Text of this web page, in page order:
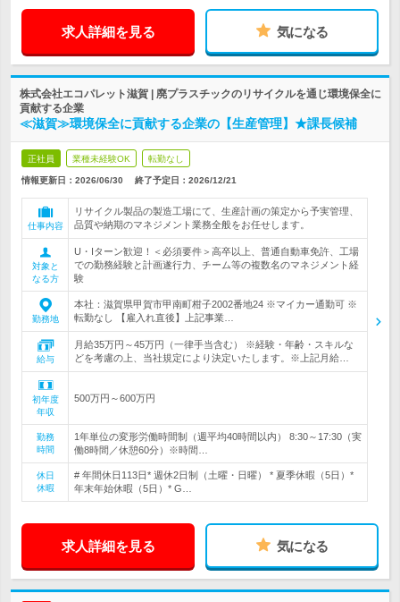
求人詳細を見る 気になる
株式会社エコパレット滋賀 | 廃プラスチックのリサイクルを通じ環境保全に
貢献する企業
≪滋賀≫環境保全に貢献する企業の【生産管理】★課長候補
正社員 業種未経験OK 転勤なし
情報更新日：2026/06/30 終了予定日： 2026/12/21
仕事内容
リサイクル製品の製造工場にて、生産計画の策定から予実管理、
品質や納期のマネジメント業務全般をお任せします。
対象と
なる方
U・Iターン歓迎！＜必須要件＞高卒以上、普通自動車免許、工場
での勤務経験と計画遂行力、チーム等の複数名のマネジメント経
験
勤務地
本社：滋賀県甲賀市甲南町柑子2002番地24 ※マイカー通勤可 ※
転勤なし 【雇入れ直後】上記事業…
給与
月給35万円～45万円（一律手当含む） ※経験・年齢・スキルな
どを考慮の上、当社規定により決定いたします。※上記月給…
初年度
年収
500万円～600万円
勤務
時間
1年単位の変形労働時間制（週平均40時間以内） 8:30～17:30（実
働8時間／休憩60分）※時間…
休日
休暇
# 年間休日113日* 週休2日制（土曜・日曜） * 夏季休暇（5日）*
年末年始休暇（5日）* G…
求人詳細を見る 気になる